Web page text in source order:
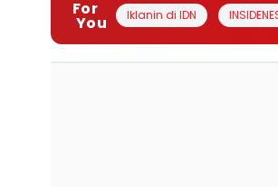
For
You Iklanin di IDN